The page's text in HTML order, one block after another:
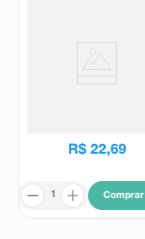
R$ 22,69
Comprar